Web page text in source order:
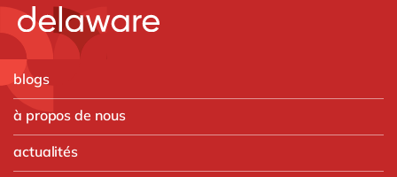
blogs
à propos de nous
actualités